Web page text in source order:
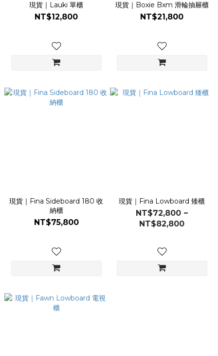
現貨｜Lauki 單櫃
NT$12,800
現貨｜Boxie Bxm 滑輪抽屜櫃
NT$21,800
現貨｜Fina Sideboard 180 收
納櫃
NT$75,800
現貨｜Fina Lowboard 矮櫃
NT$72,800 ~
NT$82,800